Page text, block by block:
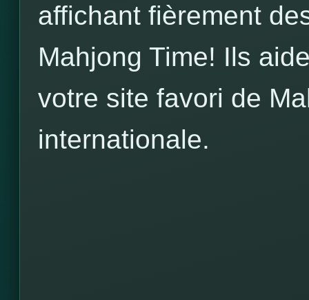
affichant fièrement
Mahjong Time! Ils
votre site favori de
internationale.